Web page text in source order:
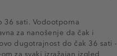
36 sati. Vodootporna
za nanošenje da čak i
dugotrajnost do čak 36 sati -
za svaki izražajan izgled